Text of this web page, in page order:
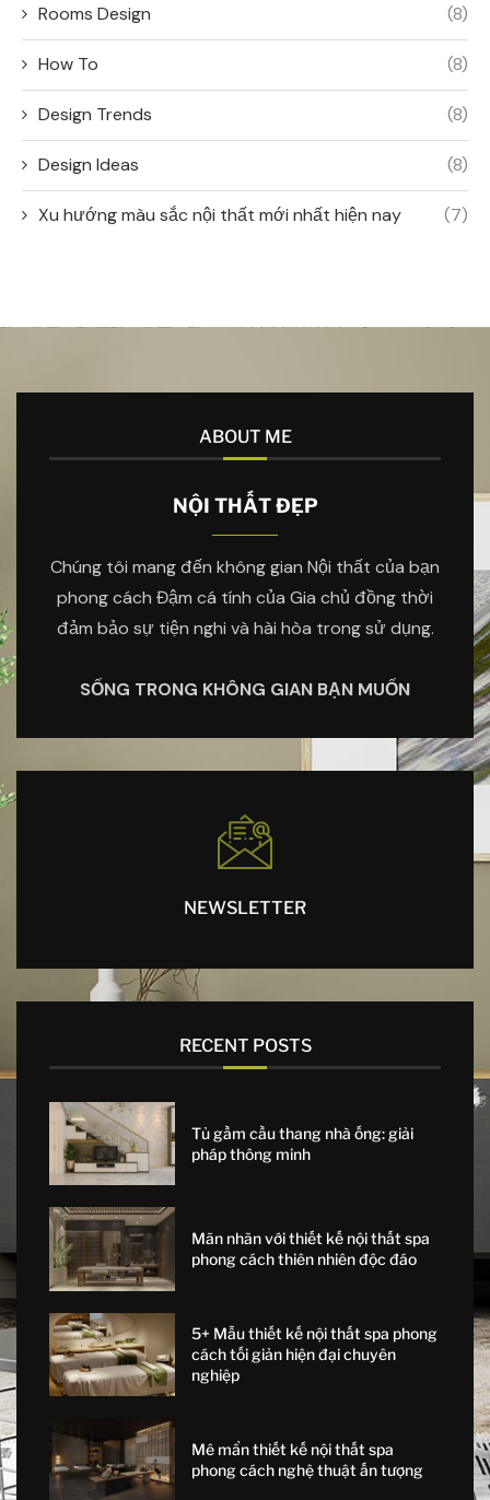
Rooms Design (8)
How To (8)
Design Trends (8)
Design Ideas (8)
Xu hướng màu sắc nội thất mới nhất hiện nay (7)
ABOUT ME
NỘI THẤT ĐẸP
Chúng tôi mang đến không gian Nội thất của bạn
phong cách Đậm cá tính của Gia chủ đồng thời
đảm bảo sự tiện nghi và hài hòa trong sử dụng.
SỐNG TRONG KHÔNG GIAN BẠN MUỐN
NEWSLETTER
RECENT POSTS
Tủ gầm cầu thang nhà ống: giải
pháp thông minh
Mãn nhãn với thiết kế nội thất spa
phong cách thiên nhiên độc đáo
5+ Mẫu thiết kế nội thất spa phong
cách tối giản hiện đại chuyên
nghiệp
Mê mẩn thiết kế nội thất spa
phong cách nghệ thuật ấn tượng